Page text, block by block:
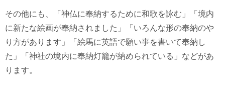
その他にも、「神仏に奉納するために和歌を詠む」「境内
に新たな絵画が奉納されました」「いろんな形の奉納のや
り方があります」「絵馬に英語で願い事を書いて奉納し
た」「神社の境内に奉納灯籠が納められている」などがあ
ります。